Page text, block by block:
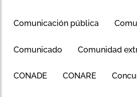
Comunicación pública
Comunicado Comunidad
CONADE CONARE